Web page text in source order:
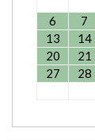
6
7
13
14
20
21
27
28